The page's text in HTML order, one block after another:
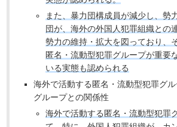
また、暴力団構成員が減少し、勢
団が、海外の外国人犯罪組織との
勢力の維持・拡大を図っており、
匿名・流動型犯罪グループが重要
いる実態も認められる
海外で活動する匿名・流動型犯罪グ
グループとの関係性
海外で活動する匿名・流動型犯罪